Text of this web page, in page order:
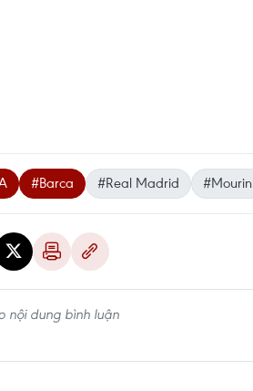
#Barca #Real Madrid